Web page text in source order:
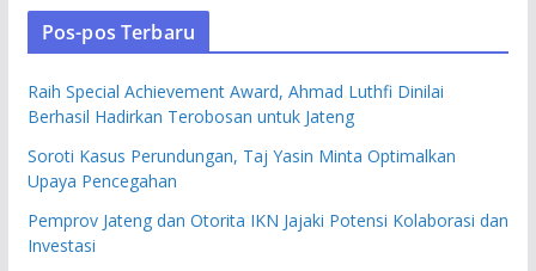
Pos-pos Terbaru
Raih Special Achievement Award, Ahmad Luthfi Dinilai
Berhasil Hadirkan Terobosan untuk Jateng
Soroti Kasus Perundungan, Taj Yasin Minta Optimalkan
Upaya Pencegahan
Pemprov Jateng dan Otorita IKN Jajaki Potensi Kolaborasi dan
Investasi